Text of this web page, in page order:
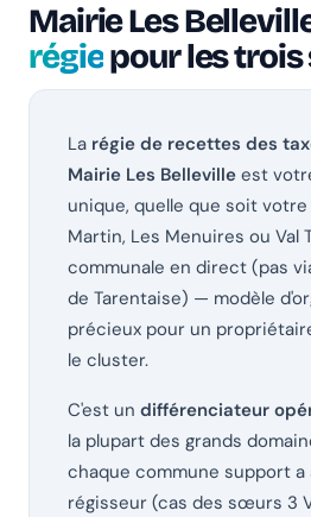
Mairie Les
régiepour les
La régie de recettes des
Mairie Les Belleville est
unique, quelle que soit
Martin, Les Menuires ou Val
communale en direct (pas
de Tarentaise) — modèle
précieux pour un
le cluster.
C'est un différenciateur
la plupart des grands
chaque commune support a
régisseur (cas des sœurs 3